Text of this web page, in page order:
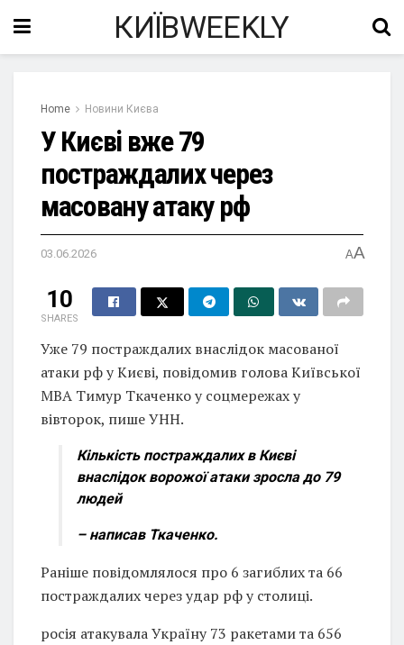
КИЇВWEEKLY
Home Новини Києва
У Києві вже 79
постраждалих через
масовану атаку рф
03.06.2026 AA
10
SHARES
Уже 79 постраждалих внаслідок масованої
атаки рф у Києві, повідомив голова Київської
МВА Тимур Ткаченко у соцмережах у
вівторок, пише УНН.
Кількість постраждалих в Києві
внаслідок ворожої атаки зросла до 79
людей
– написав Ткаченко.
Раніше повідомлялося про 6 загиблих та 66
постраждалих через удар рф у столиці.
росія атакувала Україну 73 ракетами та 656